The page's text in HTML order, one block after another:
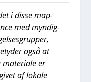
i dis­se map­
med myn­dig­
også at
mate­ri­a­le er
af loka­le